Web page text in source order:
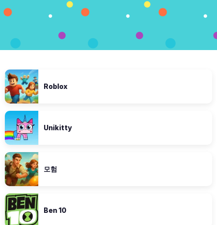
Roblox
Unikitty
모험
Ben 10